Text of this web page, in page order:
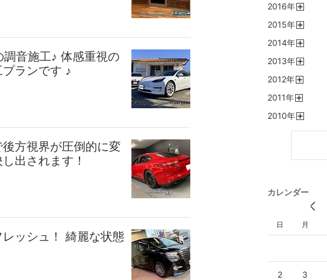
音施工♪ 体感重視の
ランです ♪
方視界が圧倒的に変
出されます！
ッシュ！ 綺麗な状態
2016年
2015年
2014年
2013年
2012年
2011年
2010年
カレンダー
日 月
2 3